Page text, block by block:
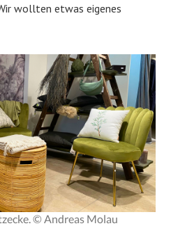
wollten etwas eigenes
© Andreas Molau